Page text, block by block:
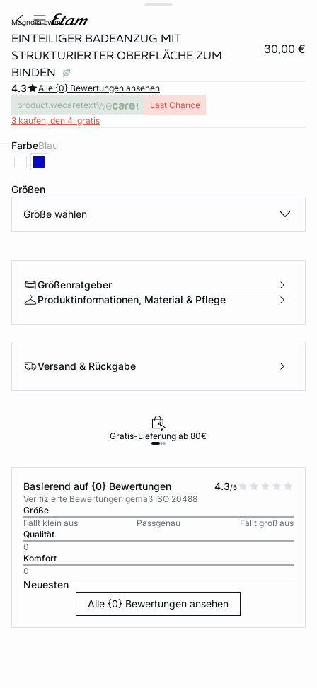
magnolia swim
EINTEILIGER BADEANZUG MIT
STRUKTURIERTER OBERFLÄCHE ZUM
BINDEN
30,00 €
4.3
Alle {0} Bewertungen ansehen
product.wecaretext
Last Chance
3 kaufen, den 4. gratis
Farbe blau
Größen
Größe wählen
Größenratgeber
Produktinformationen, Material & Pflege
Versand & Rückgabe
Gratis-Lieferung ab 80€
Basierend auf {0} Bewertungen 4.3/5
Verifizierte Bewertungen gemäß ISO 20488
Größe
Fällt klein aus
Passgenau
Fällt groß aus
Qualität
0
Komfort
0
Neuesten
Alle {0} Bewertungen ansehen